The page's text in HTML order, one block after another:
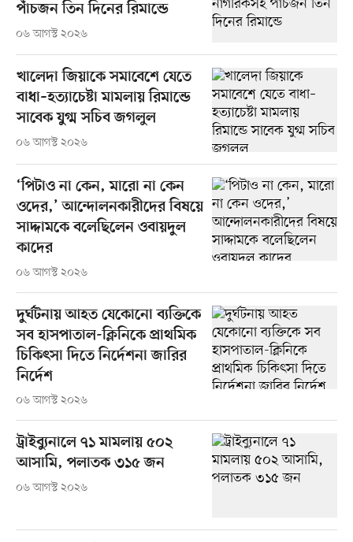
পাঁচজন তিন দিনের রিমান্ডে
০৬ আগস্ট ২০২৬
খালেদা জিয়াকে সমাবেশে যেতে
বাধা–হত্যাচেষ্টা মামলায় রিমান্ডে
সাবেক যুগ্ম সচিব জগলুল
০৬ আগস্ট ২০২৬
‘পিটাও না কেন, মারো না কেন
ওদের,’ আন্দোলনকারীদের বিষয়ে
সাদ্দামকে বলেছিলেন ওবায়দুল
কাদের
০৬ আগস্ট ২০২৬
দুর্ঘটনায় আহত যেকোনো ব্যক্তিকে
সব হাসপাতাল-ক্লিনিকে প্রাথমিক
চিকিৎসা দিতে নির্দেশনা জারির
নির্দেশ
০৬ আগস্ট ২০২৬
ট্রাইব্যুনালে ৭১ মামলায় ৫০২
আসামি, পলাতক ৩১৫ জন
০৬ আগস্ট ২০২৬